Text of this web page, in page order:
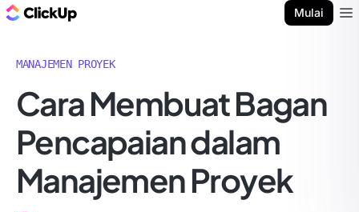
Mulai
MANAJEMEN PROYEK
Cara Membuat Bagan
Pencapaian dalam
Manajemen Proyek